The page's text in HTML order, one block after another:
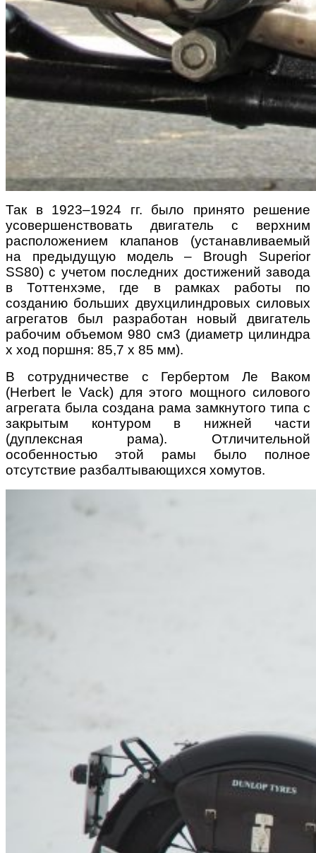
Так в 1923–1924 гг. было принято решение
усовершенствовать двигатель с верхним
расположением клапанов (устанавливаемый
на предыдущую модель – Brough Superior
SS80) с учетом последних достижений завода
в Тоттенхэме, где в рамках работы по
созданию больших двухцилиндровых силовых
агрегатов был разработан новый двигатель
рабочим объемом 980 см3 (диаметр цилиндра
х ход поршня: 85,7 х 85 мм).
В сотрудничестве с Гербертом Ле Ваком
(Herbert le Vack) для этого мощного силового
агрегата была создана рама замкнутого типа с
закрытым контуром в нижней части
(дуплексная рама). Отличительной
особенностью этой рамы было полное
отсутствие разбалтывающихся хомутов.